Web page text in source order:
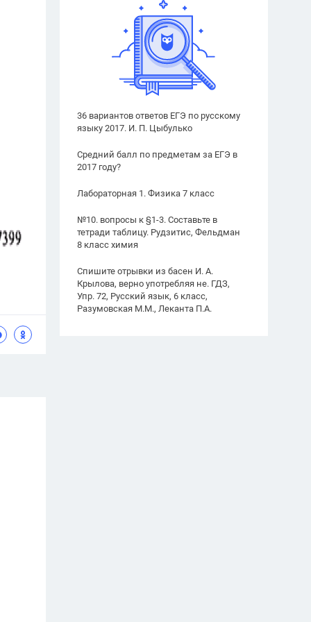
36 вариантов ответов ЕГЭ по русскому
языку 2017. И. П. Цыбулько
Средний балл по предметам за ЕГЭ в
2017 году?
Лабораторная 1. Физика 7 класс
№10. вопросы к §1-3. Составьте в
тетради таблицу. Рудзитис, Фельдман
8 класс химия
Спишите отрывки из басен И. А.
Крылова, верно употребляя не. ГДЗ,
Упр. 72, Русский язык, 6 класс,
Разумовская М.М., Леканта П.А.